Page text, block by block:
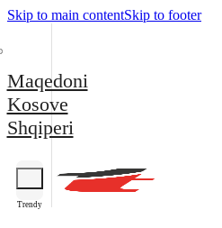
Skip to main contentSkip to footer
Maqedoni
Kosove
Shqiperi
Trendy